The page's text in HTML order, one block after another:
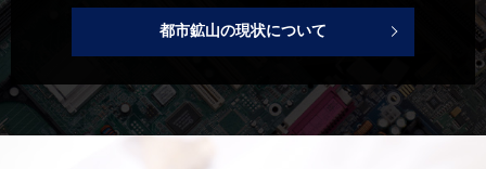
都市鉱山の現状について